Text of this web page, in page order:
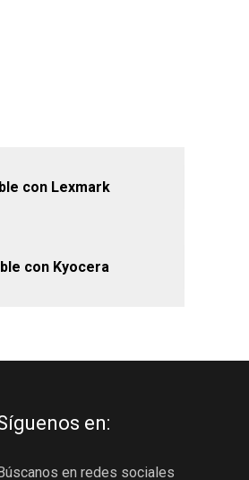
con Lexmark
con Kyocera
en:
en redes sociales